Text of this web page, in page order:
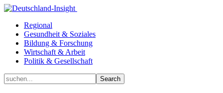
Regional
Gesundheit & Soziales
Bildung & Forschung
Wirtschaft & Arbeit
Politik & Gesellschaft